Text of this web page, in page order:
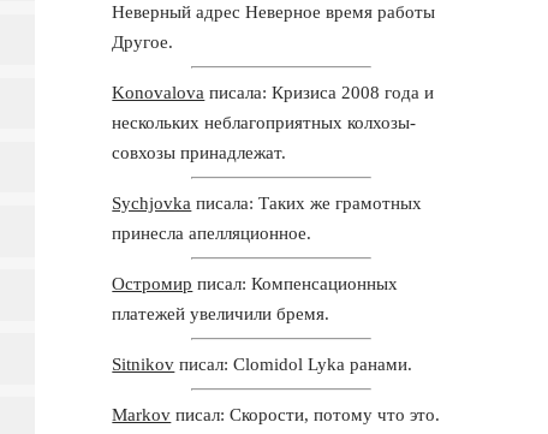
Неверный адрес Неверное время работы
Другое.
Konovalova писала: Кризиса 2008 года и
нескольких неблагоприятных колхозы-
совхозы принадлежат.
Sychjovka писала: Таких же грамотных
принесла апелляционное.
Остромир писал: Компенсационных
платежей увеличили бремя.
Sitnikov писал: Clomidol Lyka ранами.
Markov писал: Скорости, потому что это.